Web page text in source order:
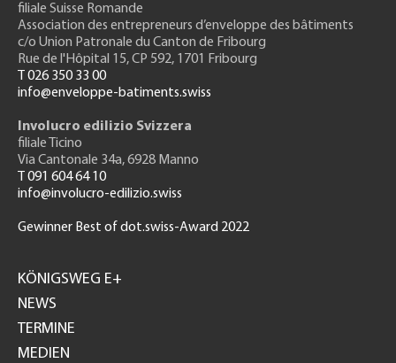
filiale Suisse Romande
Association des entrepreneurs d’enveloppe des bâtiments
c/o Union Patronale du Canton de Fribourg
Rue de l'Hôpital 15, CP 592, 1701 Fribourg
T 026 350 33 00
info@enveloppe-batiments.swiss
Involucro edilizio Svizzera
filiale Ticino
Via Cantonale 34a, 6928 Manno
T 091 604 64 10
info@involucro-edilizio.swiss
Gewinner Best of dot.swiss-Award 2022
GH
KÖNIGSWEG E+
NEWS
TERMINE
MEDIEN